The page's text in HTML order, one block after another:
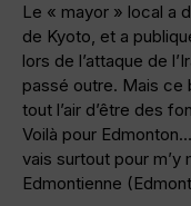
Le « mayor » local a
de Kyoto, et a
lors de l’attaque de
passé outre. Mais ce
tout l’air d’être des
Voilà pour
vais surtout pour m’y
Edmontienne